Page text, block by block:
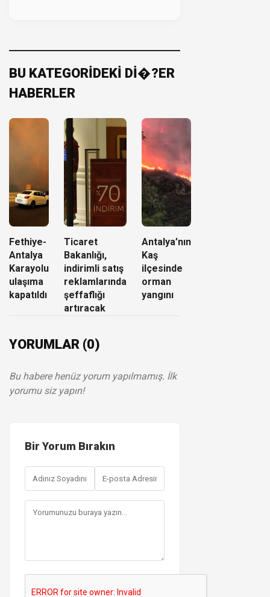
BU KATEGORİDEKİ Dİ�?ER
HABERLER
Fethiye-
Antalya
Karayolu
ulaşıma
kapatıldı
Ticaret
Bakanlığı,
indirimli satış
reklamlarında
şeffaflığı
artıracak
Antalya’nın
Kaş
ilçesinde
orman
yangını
YORUMLAR (0)
Bu habere henüz yorum yapılmamış. İlk
yorumu siz yapın!
Bir Yorum Bırakın